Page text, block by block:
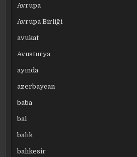
Avrupa
Avrupa Birliği
avukat
Avusturya
ayında
azerbaycan
baba
bal
balık
balıkesir